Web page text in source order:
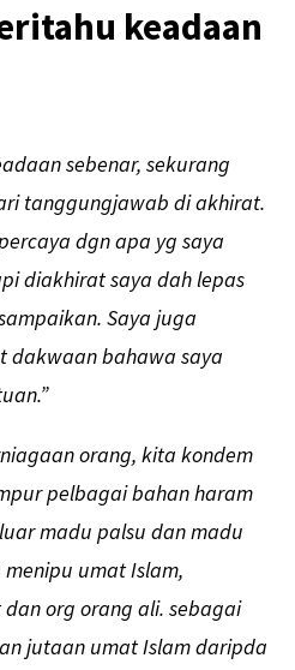
keadaan
sebenar, sekurang
tanggungjawab di akhirat.
dgn apa yg saya
diakhirat saya dah lepas
Saya juga
dakwaan bahawa saya
orang, kita kondem
pelbagai bahan haram
madu palsu dan madu
umat Islam,
org orang ali. sebagai
jutaan umat Islam daripda